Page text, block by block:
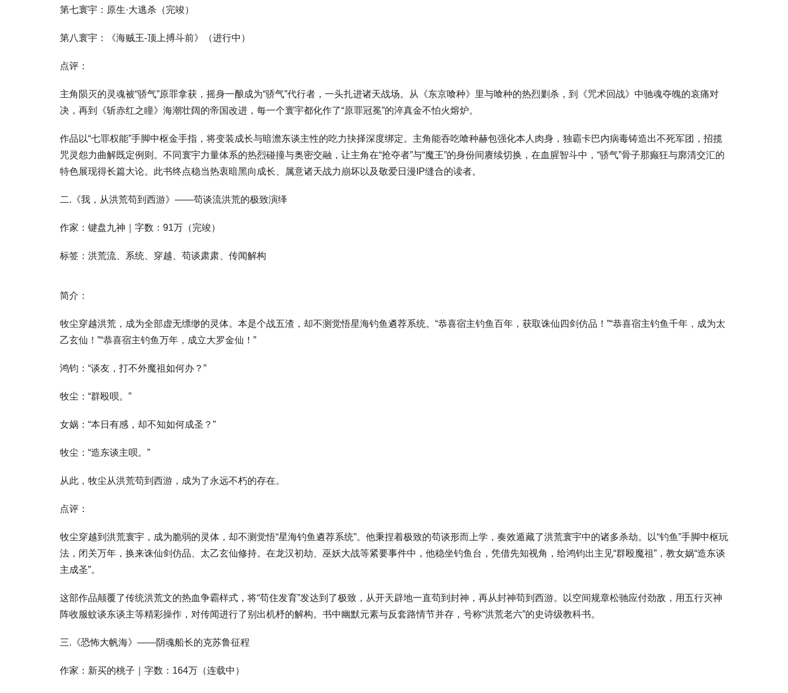
第七寰宇：原生·大逃杀（完竣）
第八寰宇：《海贼王-顶上搏斗前》（进行中）
点评：
主角陨灭的灵魂被“骄气”原罪拿获，摇身一酿成为“骄气”代行者，一头扎进诸天战场。从《东京喰种》里与喰种的热烈剿杀，到《咒术回战》中驰魂夺魄的哀痛对
决，再到《斩赤红之瞳》海潮壮阔的帝国改进，每一个寰宇都化作了“原罪冠冕”的淬真金不怕火熔炉。
作品以“七罪权能”手脚中枢金手指，将变装成长与暗澹东谈主性的吃力抉择深度绑定。主角能吞吃喰种赫包强化本人肉身，独霸卡巴内病毒铸造出不死军团，招揽
咒灵怨力曲解既定例则。不同寰宇力量体系的热烈碰撞与奥密交融，让主角在“抢夺者”与“魔王”的身份间赓续切换，在血腥智斗中，“骄气”骨子那癫狂与廓清交汇的
特色展现得长篇大论。此书终点稳当热衷暗黑向成长、属意诸天战力崩坏以及敬爱日漫IP缝合的读者。
二.《我，从洪荒苟到西游》——苟谈流洪荒的极致演绎
作家：键盘九神｜字数：91万（完竣）
标签：洪荒流、系统、穿越、苟谈肃肃、传闻解构
简介：
牧尘穿越洪荒，成为全部虚无缥缈的灵体。本是个战五渣，却不测觉悟星海钓鱼遴荐系统。“恭喜宿主钓鱼百年，获取诛仙四剑仿品！”“恭喜宿主钓鱼千年，成为太
乙玄仙！”“恭喜宿主钓鱼万年，成立大罗金仙！”
鸿钧：“谈友，打不外魔祖如何办？”
牧尘：“群殴呗。”
女娲：“本日有感，却不知如何成圣？”
牧尘：“造东谈主呗。”
从此，牧尘从洪荒苟到西游，成为了永远不朽的存在。
点评：
牧尘穿越到洪荒寰宇，成为脆弱的灵体，却不测觉悟“星海钓鱼遴荐系统”。他秉捏着极致的苟谈形而上学，奏效遁藏了洪荒寰宇中的诸多杀劫。以“钓鱼”手脚中枢玩
法，闭关万年，换来诛仙剑仿品、太乙玄仙修持。在龙汉初劫、巫妖大战等紧要事件中，他稳坐钓鱼台，凭借先知视角，给鸿钧出主见“群殴魔祖”，教女娲“造东谈
主成圣”。
这部作品颠覆了传统洪荒文的热血争霸样式，将“苟住发育”发达到了极致，从开天辟地一直苟到封神，再从封神苟到西游。以空间规章松驰应付劲敌，用五行灭神
阵收服蚊谈东谈主等精彩操作，对传闻进行了别出机杼的解构。书中幽默元素与反套路情节并存，号称“洪荒老六”的史诗级教科书。
三.《恐怖大帆海》——阴魂船长的克苏鲁征程
作家：新买的桃子｜字数：164万（连载中）